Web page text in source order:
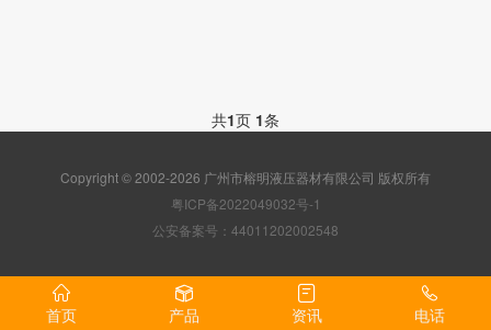
共1页 1条
Copyright © 2002-2026 广州市榕明液压器材有限公司 版权所有
粤ICP备2022049032号-1
公安备案号：44011202002548
首页 产品 资讯 电话